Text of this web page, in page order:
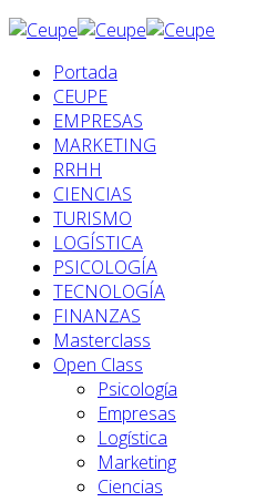
Portada
CEUPE
EMPRESAS
MARKETING
RRHH
CIENCIAS
TURISMO
LOGÍSTICA
PSICOLOGÍA
TECNOLOGÍA
FINANZAS
Masterclass
Open Class
Psicología
Empresas
Logística
Marketing
Ciencias